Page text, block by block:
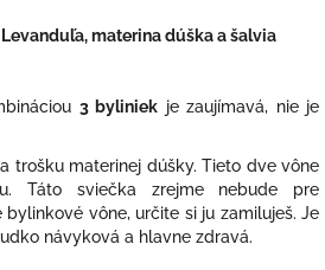
materina dúška a šalvia
3 byliniek je zaujímavá, nie je
trošku materinej dúšky. Tieto dve vône
Táto sviečka zrejme nebude pre
bylinkové vône, určite si ju zamiluješ. Je
návyková a hlavne zdravá.